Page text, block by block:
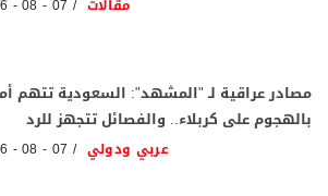
مقالات 07 - 08 - 2026
مصادر عراقية لـ "المشهد": السعودية تتهم
بالهجوم على كربلاء.. والفصائل تتجهز للرد
عربي ودولي 07 - 08 - 2026